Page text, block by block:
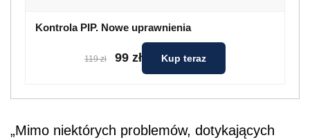
Kontrola PIP. Nowe uprawnienia
119 zł 99 zł Kup teraz
„Mimo niektórych problemów, dotykających